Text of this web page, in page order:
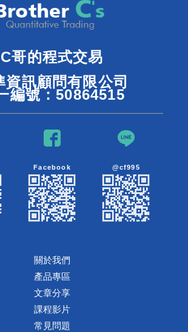
C哥的程式交易
資訊顧問有限公司
編號：50864515
Facebook @cf995
關於我們
產品專區
文章分享
課程影片
常見問題